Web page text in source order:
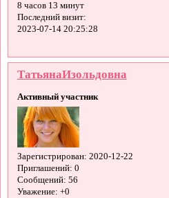
8 часов 13 минут
Последний визит:
2023-07-14 20:25:28
ТатьянаИзольдовна
Активный участник
Зарегистрирован: 2020-12-22
Приглашений: 0
Сообщений: 56
Уважение: +0